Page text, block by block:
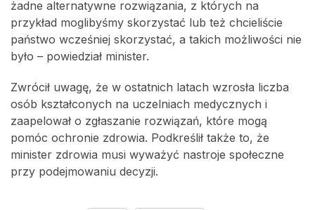
żadne alternatywne rozwiązania, z których na
przykład moglibyśmy skorzystać lub też chcieliście
państwo wcześniej skorzystać, a takich możliwości nie
było – powiedział minister.
Zwrócił uwagę, że w ostatnich latach wzrosła liczba
osób kształconych na uczelniach medycznych i
zaapelował o zgłaszanie rozwiązań, które mogą
pomóc ochronie zdrowia. Podkreślił także to, że
minister zdrowia musi wyważyć nastroje społeczne
przy podejmowaniu decyzji.